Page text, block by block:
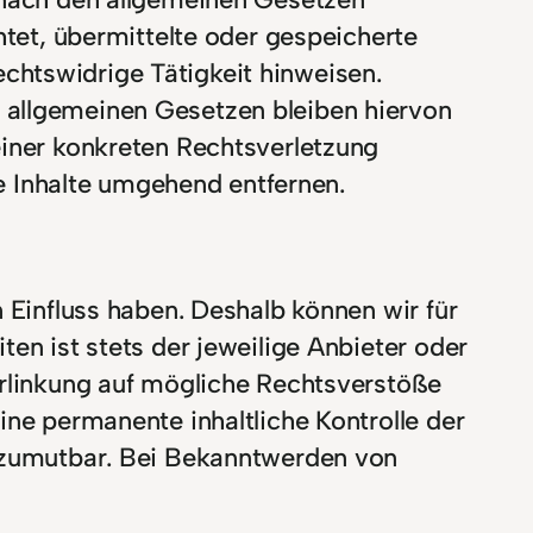
übermittelte oder gespeicherte
Tätigkeit hinweisen.
Gesetzen bleiben hiervon
konkreten Rechtsverletzung
umgehend entfernen.
haben. Deshalb können wir für
ist stets der jeweilige Anbieter oder
auf mögliche Rechtsverstöße
permanente inhaltliche Kontrolle der
Bei Bekanntwerden von